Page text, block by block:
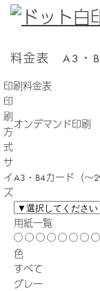
料金表 A3・
印刷料金表
印
刷
方
式
オンデマンド印刷
サ
イ
ズ
A3・B4カード（〜
用紙一覧
色
すべて
グレー